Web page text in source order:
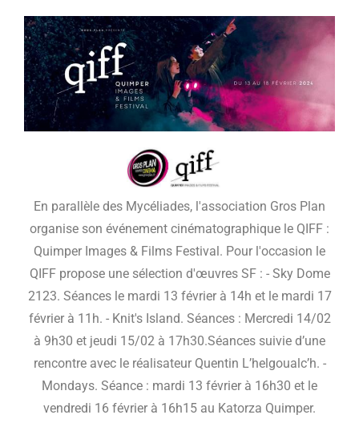
En parallèle des Mycéliades, l'association Gros Plan
organise son événement cinématographique le QIFF :
Quimper Images & Films Festival. Pour l'occasion le
QIFF propose une sélection d'œuvres SF : - Sky Dome
2123. Séances le mardi 13 février à 14h et le mardi 17
février à 11h. - Knit's Island. Séances : Mercredi 14/02
à 9h30 et jeudi 15/02 à 17h30.Séances suivie d’une
rencontre avec le réalisateur Quentin L’helgoualc’h. -
Mondays. Séance : mardi 13 février à 16h30 et le
vendredi 16 février à 16h15 au Katorza Quimper.